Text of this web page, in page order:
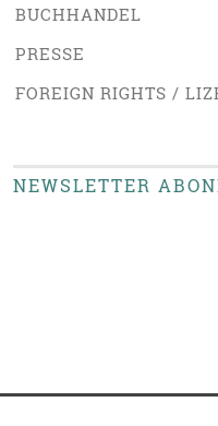
BUCHHANDEL
PRESSE
FOREIGN RIGHTS /
NEWSLETTER